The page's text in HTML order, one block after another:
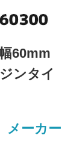
60mm
ンタイ
メーカー